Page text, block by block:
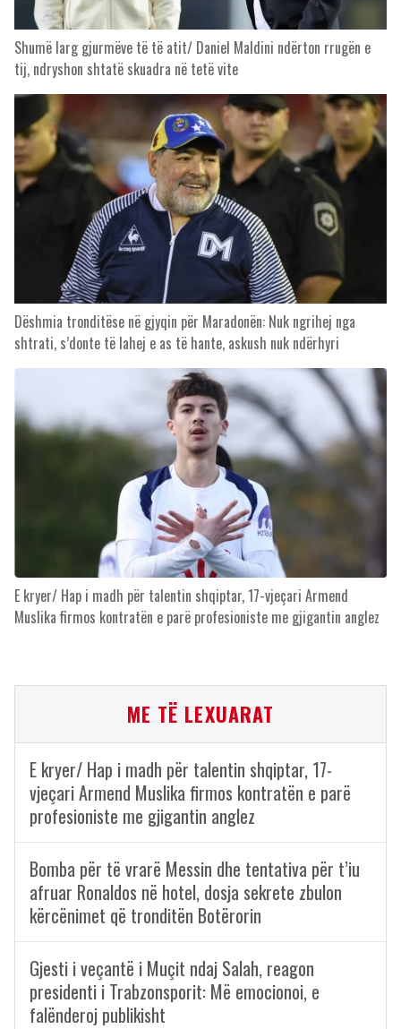
Shumë larg gjurmëve të të atit/ Daniel Maldini ndërton rrugën e
tij, ndryshon shtatë skuadra në tetë vite
Dëshmia tronditëse në gjyqin për Maradonën: Nuk ngrihej nga
shtrati, s’donte të lahej e as të hante, askush nuk ndërhyri
E kryer/ Hap i madh për talentin shqiptar, 17-vjeçari Armend
Muslika firmos kontratën e parë profesioniste me gjigantin anglez
ME TË LEXUARAT
E kryer/ Hap i madh për talentin shqiptar, 17-
vjeçari Armend Muslika firmos kontratën e parë
profesioniste me gjigantin anglez
Bomba për të vrarë Messin dhe tentativa për t’iu
afruar Ronaldos në hotel, dosja sekrete zbulon
kërcënimet që tronditën Botërorin
Gjesti i veçantë i Muçit ndaj Salah, reagon
presidenti i Trabzonsporit: Më emocionoi, e
falënderoj publikisht